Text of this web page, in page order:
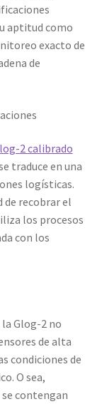
aptitud como
exacto de
de
2 calibrado
traduce en una
logísticas.
de recobrar el
los procesos
con los
Glog-2 no
de alta
condiciones de
O sea,
contengan